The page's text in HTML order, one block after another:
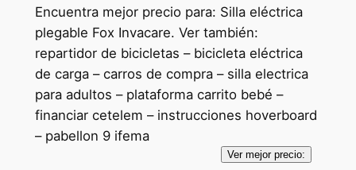
Encuentra mejor precio para: Silla eléctrica
plegable Fox Invacare. Ver también:
repartidor de bicicletas – bicicleta eléctrica
de carga – carros de compra – silla electrica
para adultos – plataforma carrito bebé –
financiar cetelem – instrucciones hoverboard
– pabellon 9 ifema
Ver mejor precio: